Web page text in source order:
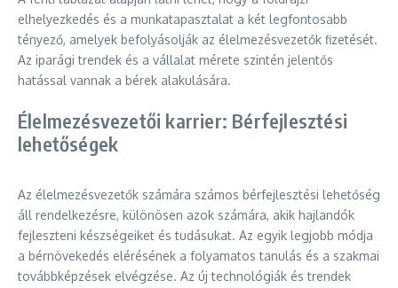
elhelyezkedés és a munkatapasztalat a két legfontosabb
tényező, amelyek befolyásolják az élelmezésvezetők fizetését.
Az iparági trendek és a vállalat mérete szintén jelentős
hatással vannak a bérek alakulására.
Élelmezésvezetői karrier: Bérfejlesztési
lehetőségek
Az élelmezésvezetők számára számos bérfejlesztési lehetőség
áll rendelkezésre, különösen azok számára, akik hajlandók
fejleszteni készségeiket és tudásukat. Az egyik legjobb módja
a bérnövekedés elérésének a folyamatos tanulás és a szakmai
továbbképzések elvégzése. Az új technológiák és trendek